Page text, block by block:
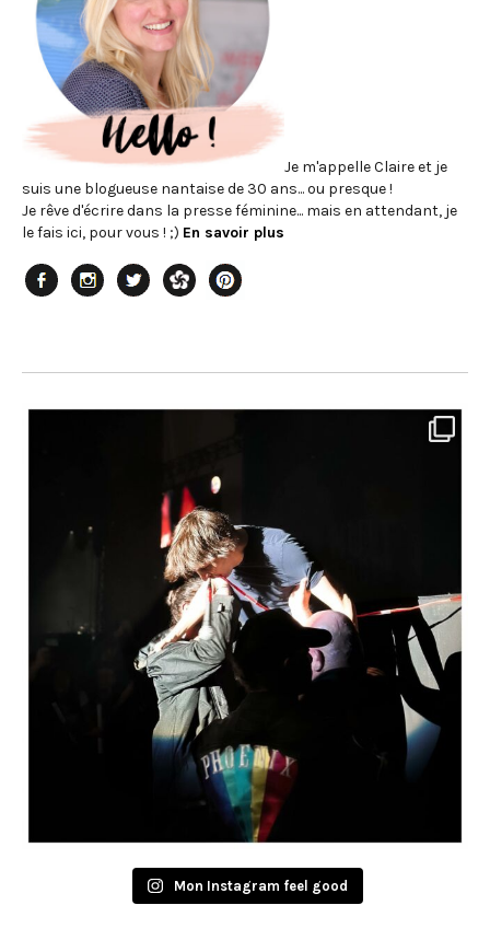
Je m'appelle Claire et je
suis une blogueuse nantaise de 30 ans... ou presque !
Je rêve d'écrire dans la presse féminine... mais en attendant, je
le fais ici, pour vous ! ;) En savoir plus
Mon Instagram feel good